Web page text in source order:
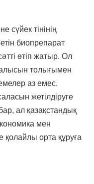
тінінің
биопрепарат
өтіп жатыр. Ол
толығымен
аз емес.
жетілдіруге
ал қазақстандық
мен
қолайлы орта құруға